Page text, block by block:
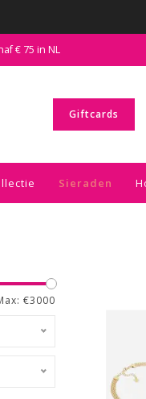
= vandaag
Giftcards
Sieraden
€3000